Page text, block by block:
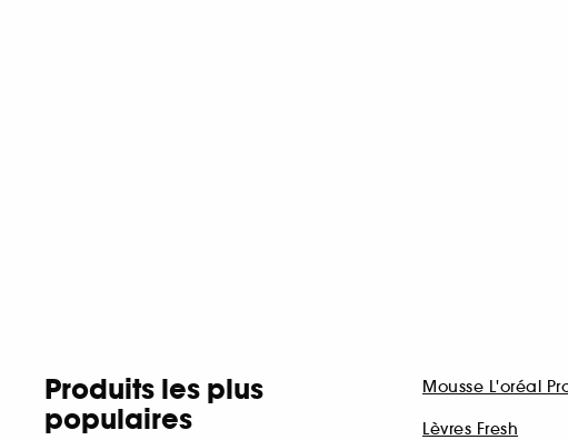
Produits les plus
populaires
Mousse L'oréal
Lèvres Fresh